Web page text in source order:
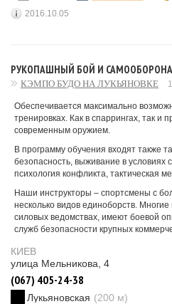
2016.10.05
РУКОПАШНЫЙ БОЙ И
КЭМПО БУДО НА ЛУКЬЯНОВКЕ
Обеспечивается максимально
тренировках. Как в спаррингах, так и
современным оружием.
В программу обучения входят также
безопасность, выживание в условиях
психология конфликта, тактическая
Наши инструкторы – спортсмены с
несколько видов единоборств.
силовых ведомствах, имеют боевой
служб безопасности крупных
КИЕВ
улица Мельникова, 4
(067) 405-24-38
Лукьяновская (200 м)